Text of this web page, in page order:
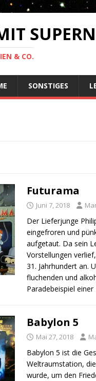
& CO.
SONSTIGES
Futurama
Juni 7, 2018
Der Lieferjunge
eingefroren und
aufgetaut. Da sein
Vorstellungen
31. Jahrhundert an.
fluchenden und
Paradebeispiel
Babylon 5
Mai 27, 2018
Babylon 5 ist die
Weltraumstation,
wurde, um den